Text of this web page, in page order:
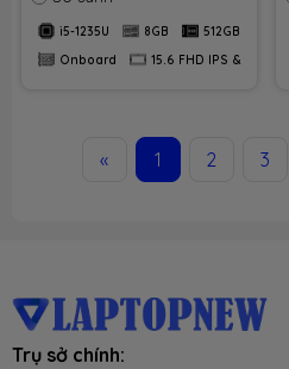
15.6 FHD IPS & 120Hz |
Win11 + Office 2021
i5-1235U 8GB
512GB
Onboard
15.6 FHD IPS &
« 1 2 3
Trụ sở chính: